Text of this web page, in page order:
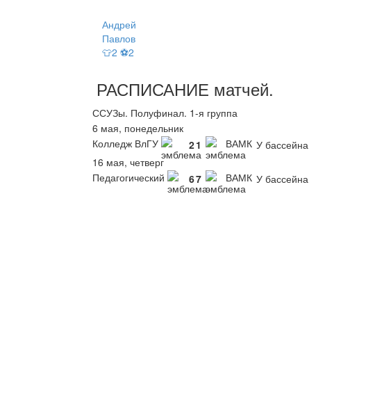
Андрей
Павлов
👕2 ⚽2
РАСПИСАНИЕ матчей.
ССУЗы. Полуфинал. 1-я группа
6 мая, понедельник
Колледж ВлГУ
21 ВАМК У бассейна
16 мая, четверг
Педагогический
67 ВАМК У бассейна